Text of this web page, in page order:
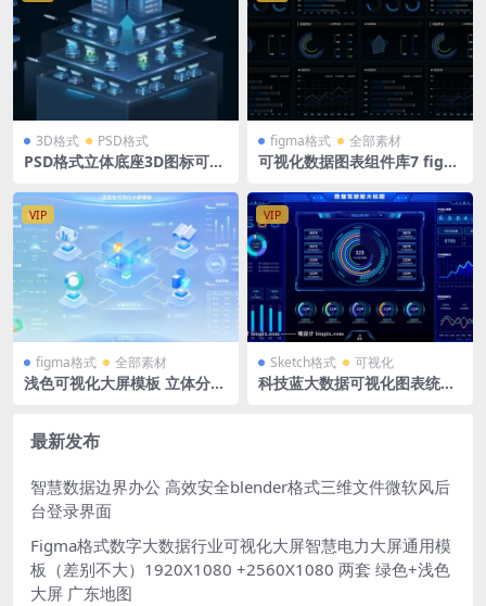
3D格式 PSD格式
PSD格式立体底座3D图标可视
figma格式 全部素材
可视化数据图表组件库7 figm
盘 折线图 标题 暗色
VIP
figma格式 全部素材
浅色可视化大屏模板 立体分层
VIP
Sketch格式 可视化
科技蓝大数据可视化图表统计
最新发布
智慧数据边界办公 高效安全blender格式三维文件微软风后
台登录界面
Figma格式数字大数据行业可视化大屏智慧电力大屏通用模
板（差别不大）1920X1080 +2560X1080 两套 绿色+浅色
大屏 广东地图